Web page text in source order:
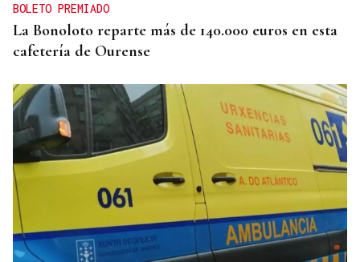
BOLETO PREMIADO
La Bonoloto reparte más de 140.000 euros en esta
cafetería de Ourense